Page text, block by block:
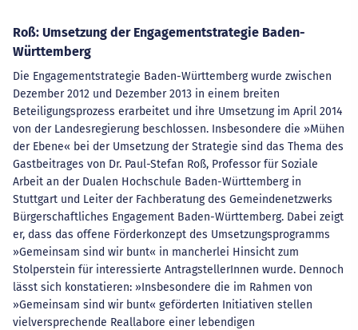
Roß: Umsetzung der Engagementstrategie Baden-
Württemberg
Die Engagementstrategie Baden-Württemberg wurde zwischen
Dezember 2012 und Dezember 2013 in einem breiten
Beteiligungsprozess erarbeitet und ihre Umsetzung im April 2014
von der Landesregierung beschlossen. Insbesondere die »Mühen
der Ebene« bei der Umsetzung der Strategie sind das Thema des
Gastbeitrages von Dr. Paul-Stefan Roß, Professor für Soziale
Arbeit an der Dualen Hochschule Baden-Württemberg in
Stuttgart und Leiter der Fachberatung des Gemeindenetzwerks
Bürgerschaftliches Engagement Baden-Württemberg. Dabei zeigt
er, dass das offene Förderkonzept des Umsetzungsprogramms
»Gemeinsam sind wir bunt« in mancherlei Hinsicht zum
Stolperstein für interessierte AntragstellerInnen wurde. Dennoch
lässt sich konstatieren: »Insbesondere die im Rahmen von
»Gemeinsam sind wir bunt« geförderten Initiativen stellen
vielversprechende Reallabore einer lebendigen